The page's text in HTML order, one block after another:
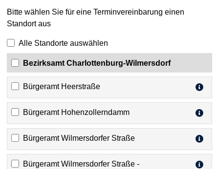
Bitte wählen Sie für eine Terminvereinbarung einen
Standort aus
Alle Standorte auswählen
Bezirksamt Charlottenburg-Wilmersdorf
Bürgeramt Heerstraße
Bürgeramt Hohenzollerndamm
Bürgeramt Wilmersdorfer Straße
Bürgeramt Wilmersdorfer Straße -